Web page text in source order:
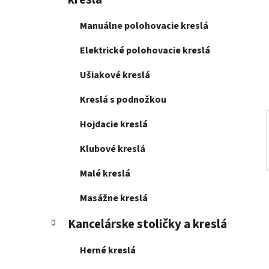
Manuálne polohovacie kreslá
Elektrické polohovacie kreslá
Ušiakové kreslá
Kreslá s podnožkou
Hojdacie kreslá
Klubové kreslá
Malé kreslá
Masážne kreslá
Kancelárske stoličky a kreslá
Herné kreslá